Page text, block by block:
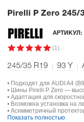
Pirelli P Zero 245/
АРТИКУЛ:
(1)
245/35 R19 93 Y
• Подходят для AUDI A4
• Шины Pirelli P Zero —
• Адаптация для
• Возможна установка на
• Асимметричный
Показать полностью